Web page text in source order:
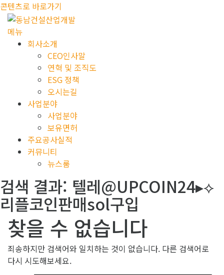
콘텐츠로 바로가기
메뉴
회사소개
CEO인사말
연혁 및 조직도
ESG 정책
오시는길
사업분야
사업분야
보유면허
주요공사실적
커뮤니티
뉴스룸
검색 결과: 텔레@UPCOIN24▸⟡
리플코인판매sol구입
찾을 수 없습니다
죄송하지만 검색어와 일치하는 것이 없습니다. 다른 검색어로
다시 시도해보세요.